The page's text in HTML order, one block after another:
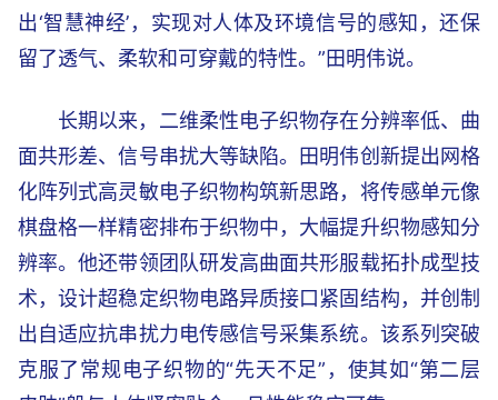
出‘智慧神经’，实现对人体及环境信号的感知，还保
留了透气、柔软和可穿戴的特性。”田明伟说。
长期以来，二维柔性电子织物存在分辨率低、曲
面共形差、信号串扰大等缺陷。田明伟创新提出网格
化阵列式高灵敏电子织物构筑新思路，将传感单元像
棋盘格一样精密排布于织物中，大幅提升织物感知分
辨率。他还带领团队研发高曲面共形服载拓扑成型技
术，设计超稳定织物电路异质接口紧固结构，并创制
出自适应抗串扰力电传感信号采集系统。该系列突破
克服了常规电子织物的“先天不足”，使其如“第二层